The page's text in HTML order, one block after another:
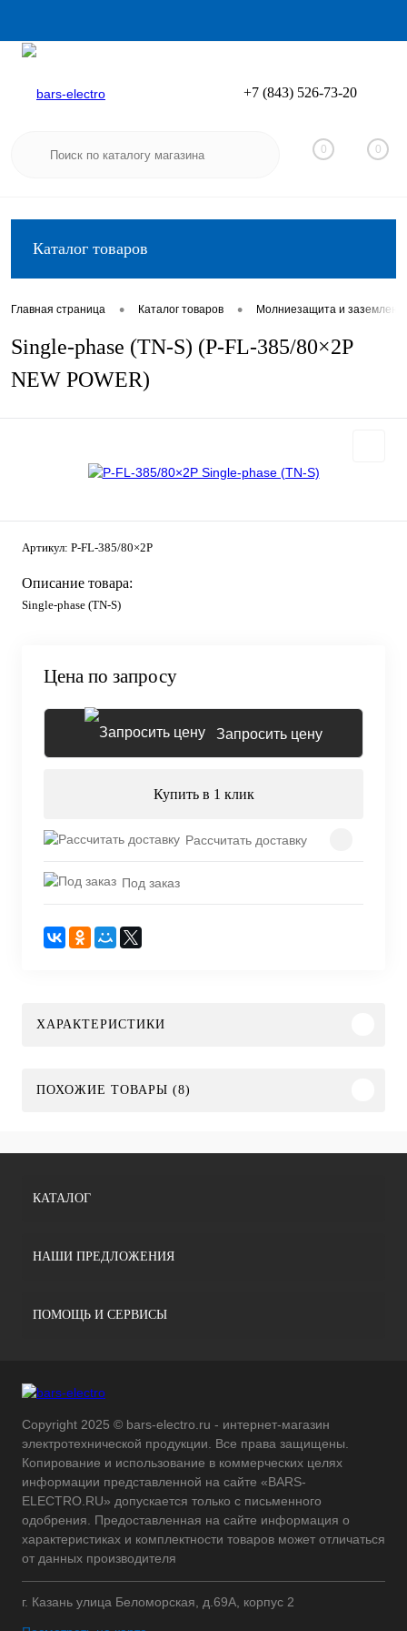
Вход
+7 (843) 526-73-20
0 0
Каталог товаров
Главная страница • Каталог товаров • Молниезащита и
Single-phase (TN-S) (P-FL-385/80×2P
NEW POWER)
Артикул: P-FL-385/80×2P
Описание товара:
Single-phase (TN-S)
Цена по запросу
Запросить цену
Купить в 1 клик
Рассчитать доставку
Под заказ
ХАРАКТЕРИСТИКИ
ПОХОЖИЕ ТОВАРЫ (8)
КАТАЛОГ
НАШИ ПРЕДЛОЖЕНИЯ
ПОМОЩЬ И СЕРВИСЫ
Copyright 2025 © bars-electro.ru - интернет-магазин
электротехнической продукции. Все права защищены.
Копирование и использование в коммерческих целях
информации представленной на сайте «BARS-
ELECTRO.RU» допускается только с письменного
одобрения. Предоставленная на сайте информация о
характеристиках и комплектности товаров может отличаться
от данных производителя
г. Казань улица Беломорская, д.69А, корпус 2